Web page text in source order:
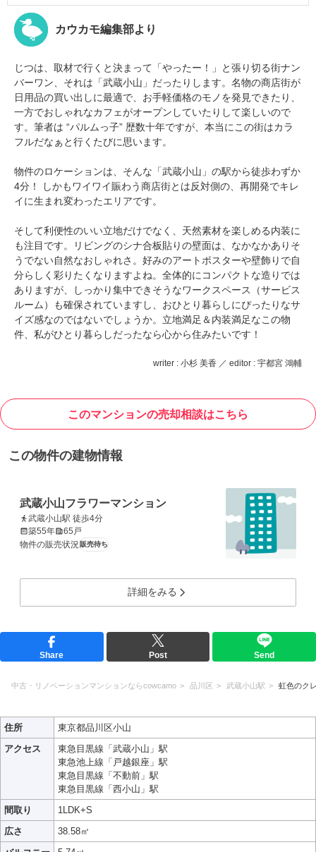
カウカモ編集部より
じつは、取材で行くと決まって「やったー！」と張り切る街ナン
バーワン、それは「武蔵小山」だったりします。名物の商店街が
日用品の買い出しに最適で、お手軽価格のモノを発見できたり、
一方でおしゃれなカフェがオープンしていたりして楽しいので
す。筆者は “パルムっ子” 歴数十年ですが、本当にこの街はカラ
フルだなぁと行くたびに思います。
物件のロケーションは、そんな「武蔵小山」の駅から徒歩わずか
4分！ しかもワイワイ賑わう商店街とは反対側の、再開発でキレ
イに生まれ変わったエリアです。
そして利便性のいい立地だけでなく、天然素材を楽しめる内装に
も注目です。リビングのシナ合板貼りの壁面は、なかなかありそ
うでない自然なおしゃれさ。好みのアートポスターや壁飾りで自
分らしく彩りたくなりますよね。全体的にコンパクトな造りでは
ありますが、しっかり集中できそうなワークスペース（サービス
ルーム）も確保されていますし、おひとり暮らしにぴったりなサ
イズ感なのではないでしょうか。立地満足＆内装満足なこの物
件、私がひとり暮らしだったなら心から住みたいです！
writer : 小杉 美香 ／ editor : 宇都宮 鴻輔
このマンションの売却相談はこちら
この物件の建物情報
武蔵小山フラワーマンション
武蔵小山駅 徒歩4分
築55年
65戸
物件の販売状況販売待ち
詳細をみる
Share Post Send
中古・リノベーションマンションならcowcamo 品川区 武蔵小山駅 虹色のク
住所
東京都品川区小山
アクセス
東急目黒線「武蔵小山」駅
東急池上線「戸越銀座」駅
東急目黒線「不動前」駅
東急目黒線「西小山」駅
間取り
1LDK+S
広さ
38.58㎡